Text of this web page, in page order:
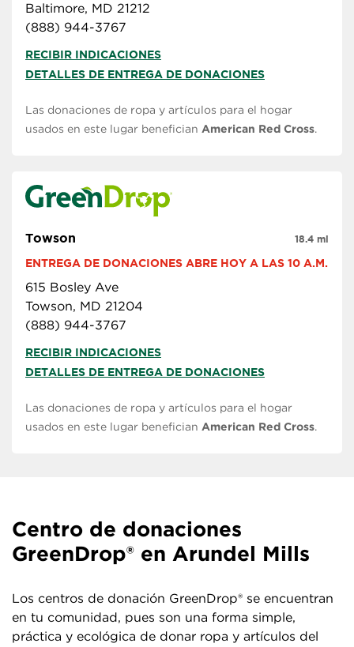
Baltimore, MD 21212
(888) 944-3767
RECIBIR INDICACIONES
DETALLES DE ENTREGA DE DONACIONES
Las donaciones de ropa y artículos para el hogar
usados en este lugar benefician American Red Cross.
Towson
ENTREGA DE DONACIONES ABRE HOY A LAS 10 A.M.
615 Bosley Ave
Towson, MD 21204
(888) 944-3767
18.4 mi
RECIBIR INDICACIONES
DETALLES DE ENTREGA DE DONACIONES
Las donaciones de ropa y artículos para el hogar
usados en este lugar benefician American Red Cross.
Centro de donaciones
GreenDrop® en Arundel Mills
Los centros de donación GreenDrop® se encuentran
en tu comunidad, pues son una forma simple,
práctica y ecológica de donar ropa y artículos del